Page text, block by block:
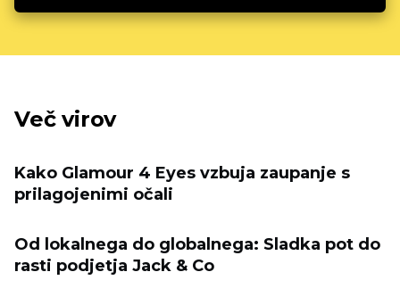
Več virov
Kako Glamour 4 Eyes vzbuja zaupanje s
prilagojenimi očali
Od lokalnega do globalnega: Sladka pot do
rasti podjetja Jack & Co